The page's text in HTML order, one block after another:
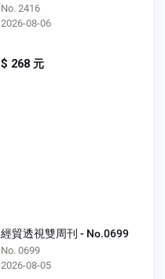
No. 2416
2026-08-06
$ 268 元
經貿透視雙周刊 - No.0699
No. 0699
2026-08-05